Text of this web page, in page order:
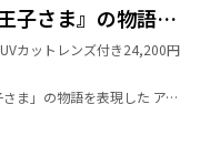
『星の王子さま』の物語を表現した アイウェアコレクションが登場！
カットレンズ付き24,200円
「星の王子さま」の物語を表現した アイウェアコレクションが登場！ 世界中で愛され続ける不朽の名作「星の王子さま」の世界観を詰め込んだ、 「Le Petit Prince EYEWEAR-星の王子さま-」が登場しました！ まるで物語を身にまとうようなデザインのメガネフレームは、かけるたびに王子さまからのメッセージを受け取れるはず。 あなただけの 「本当に大切なもの」を、このメガネと一緒に見つけてみませんか？ パリミキ公式サイト https://www.paris-miki.co.jp/shop/brand/lepetitprince/